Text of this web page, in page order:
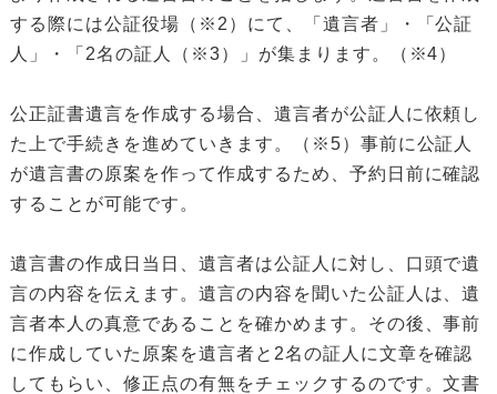
する際には公証役場（※2）にて、「遺言者」・「公証
人」・「2名の証人（※3）」が集まります。（※4）
公正証書遺言を作成する場合、遺言者が公証人に依頼し
た上で手続きを進めていきます。（※5）事前に公証人
が遺言書の原案を作って作成するため、予約日前に確認
することが可能です。
遺言書の作成日当日、遺言者は公証人に対し、口頭で遺
言の内容を伝えます。遺言の内容を聞いた公証人は、遺
言者本人の真意であることを確かめます。その後、事前
に作成していた原案を遺言者と2名の証人に文章を確認
してもらい、修正点の有無をチェックするのです。文書